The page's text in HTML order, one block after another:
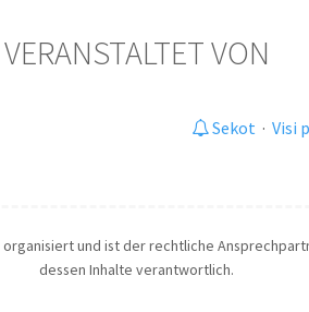
VERANSTALTET VON
Sekot · Visi
organisiert und ist der rechtliche
dessen Inhalte verantwortlich.